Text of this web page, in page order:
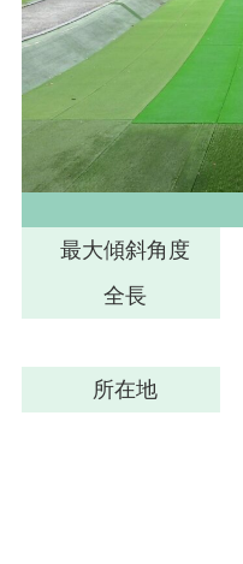
最大傾斜角度
全長
所在地